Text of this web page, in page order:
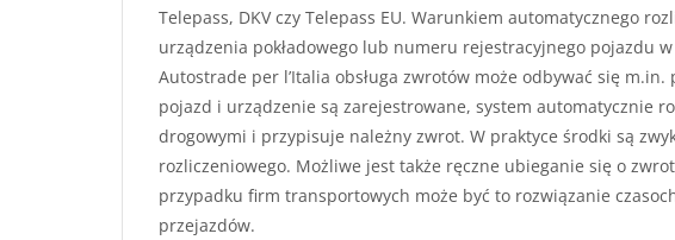
Telepass, DKV czy Telepass EU. Warunkiem automatycznego
urządzenia pokładowego lub numeru rejestracyjnego pojazdu
Autostrade per l’Italia obsługa zwrotów może odbywać się
pojazd i urządzenie są zarejestrowane, system automatycznie
drogowymi i przypisuje należny zwrot. W praktyce środki są
rozliczeniowego. Możliwe jest także ręczne ubieganie się o
przypadku firm transportowych może być to rozwiązanie
przejazdów.